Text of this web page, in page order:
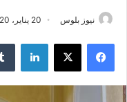
نيوز بلوس 20 يناير، 2020
فيسبوك X